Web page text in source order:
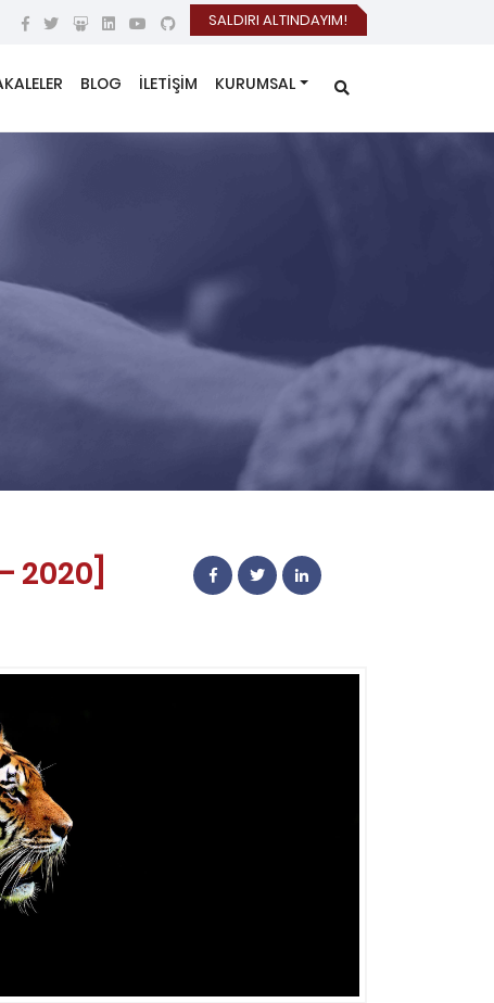
SALDIRI ALTINDAYIM!
BLOG İLETİŞİM KURUMSAL
2020]